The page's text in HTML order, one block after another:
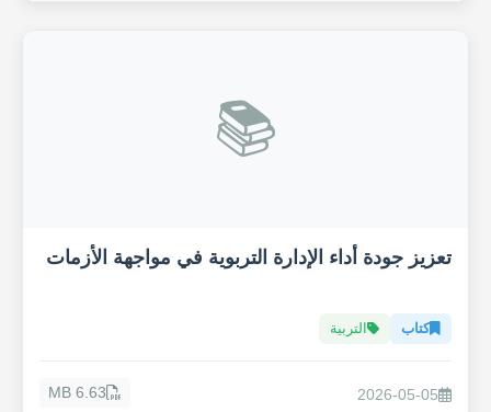
📚
تعزيز جودة أداء الإدارة التربوية في مواجهة الأزمات
كتاب التربية
2026-05-05
6.63 MB